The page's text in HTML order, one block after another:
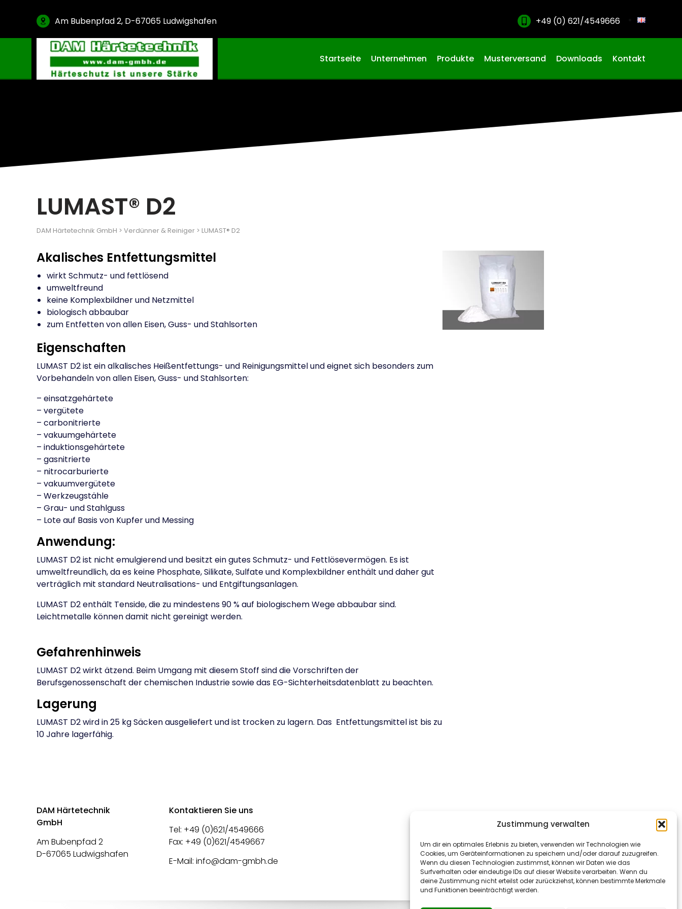
Zustimmung verwalten
Um dir ein optimales Erlebnis zu bieten, verwenden wir Technologien wie
Cookies, um Geräteinformationen zu speichern und/oder darauf zuzugreifen.
Wenn du diesen Technologien zustimmst, können wir Daten wie das
Surfverhalten oder eindeutige IDs auf dieser Website verarbeiten. Wenn du
deine Zustimmung nicht erteilst oder zurückziehst, können bestimmte Merkmale
und Funktionen beeinträchtigt werden.
Am Bubenpfad 2, D-67065 Ludwigshafen +49 (0) 621/4549666
Startseite Unternehmen Produkte Musterversand Downloads Kontakt
LUMAST® D2
DAM Härtetechnik GmbH > Verdünner & Reiniger > LUMAST® D2
Akalisches Entfettungsmittel
wirkt Schmutz- und fettlösend
umweltfreund
keine Komplexbildner und Netzmittel
biologisch abbaubar
zum Entfetten von allen Eisen, Guss- und Stahlsorten
Eigenschaften
LUMAST D2 ist ein alkalisches Heißentfettungs- und Reinigungsmittel und eignet sich besonders zum
Vorbehandeln von allen Eisen, Guss- und Stahlsorten:
– einsatzgehärtete
– vergütete
– carbonitrierte
– vakuumgehärtete
– induktionsgehärtete
– gasnitrierte
– nitrocarburierte
– vakuumvergütete
– Werkzeugstähle
– Grau- und Stahlguss
– Lote auf Basis von Kupfer und Messing
Anwendung:
LUMAST D2 ist nicht emulgierend und besitzt ein gutes Schmutz- und Fettlösevermögen. Es ist
umweltfreundlich, da es keine Phosphate, Silikate, Sulfate und Komplexbildner enthält und daher gut
verträglich mit standard Neutralisations- und Entgiftungsanlagen.
LUMAST D2 enthält Tenside, die zu mindestens 90 % auf biologischem Wege abbaubar sind.
Leichtmetalle können damit nicht gereinigt werden.
Gefahrenhinweis
LUMAST D2 wirkt ätzend. Beim Umgang mit diesem Stoff sind die Vorschriften der
Berufsgenossenschaft der chemischen Industrie sowie das EG-Sichterheitsdatenblatt zu beachten.
Lagerung
LUMAST D2 wird in 25 kg Säcken ausgeliefert und ist trocken zu lagern. Das Entfettungsmittel ist bis zu
10 Jahre lagerfähig.
DAM Härtetechnik
GmbH
Am Bubenpfad 2
D-67065 Ludwigshafen
Kontaktieren Sie uns
Tel: +49 (0)621/4549666
Fax: +49 (0)621/4549667
E-Mail: info@dam-gmbh.de
Gasaufkohlung & Granulataufkohlung
Nitrieren & Nitrocarburieren
Hartlöten & PVD Beschichtung